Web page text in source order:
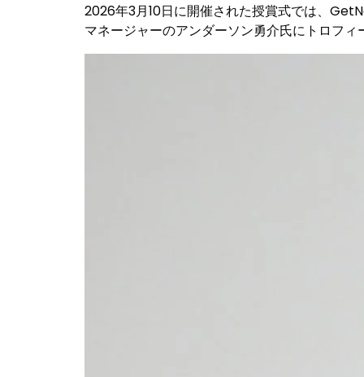
2026年3月10日に開催された授賞式では、
マネージャーのアンダーソン勇介氏にトロフィ